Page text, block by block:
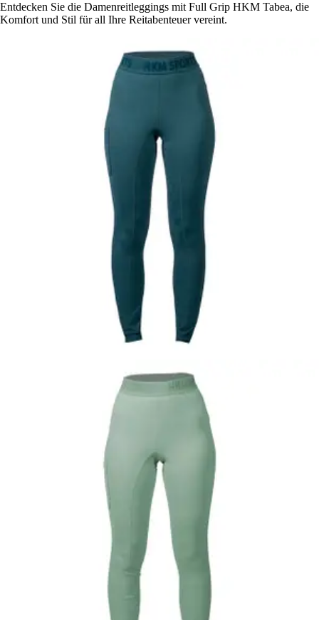
Entdecken Sie die Damenreitleggings mit Full Grip HKM Tabea, die
Komfort und Stil für all Ihre Reitabenteuer vereint.